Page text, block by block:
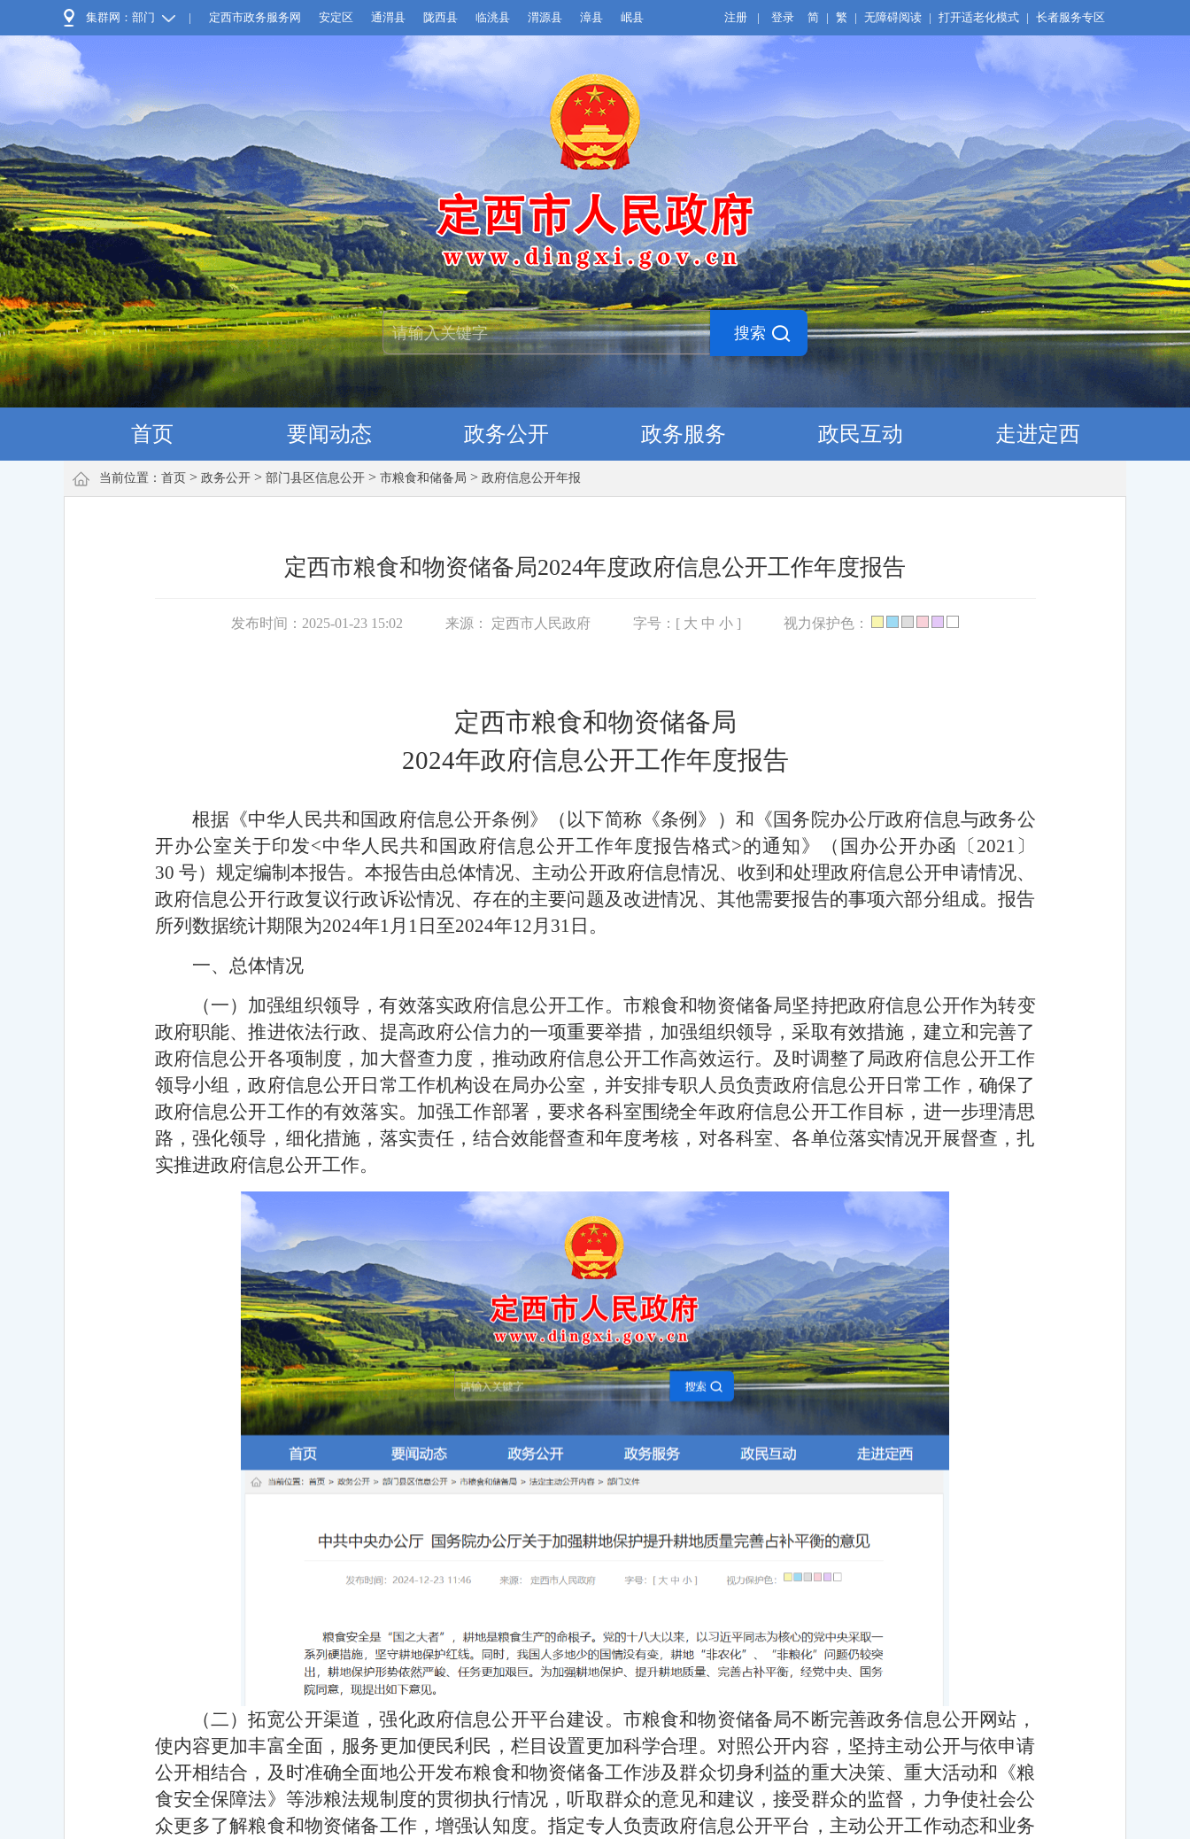
集群网：部门 | 定西市政务服务网 安定区 通渭县 陇西县 临洮县 渭源县 漳县 岷县 注册 | 登录 简 | 繁 | 无障碍阅读 | 打开适老化模式 | 长者服务专区
首页 要闻动态 政务公开 政务服务 政民互动 走进定西
当前位置： 首页 > 政务公开 > 部门县区信息公开 > 市粮食和储备局 > 政府信息公开年报
定西市粮食和物资储备局2024年度政府信息公开工作年度报告
发布时间：2025-01-23 15:02 来源： 定西市人民政府 字号：[ 大 中 小 ] 视力保护色：
定西市粮食和物资储备局
2024年政府信息公开工作年度报告
根据《中华人民共和国政府信息公开条例》（以下简称《条例》）和《国务院办公厅政府信息与政务公
开办公室关于印发<中华人民共和国政府信息公开工作年度报告格式>的通知》（国办公开办函〔2021〕
30 号）规定编制本报告。本报告由总体情况、主动公开政府信息情况、收到和处理政府信息公开申请情况、
政府信息公开行政复议行政诉讼情况、存在的主要问题及改进情况、其他需要报告的事项六部分组成。报告
所列数据统计期限为2024年1月1日至2024年12月31日。
一、总体情况
（一）加强组织领导，有效落实政府信息公开工作。市粮食和物资储备局坚持把政府信息公开作为转变
政府职能、推进依法行政、提高政府公信力的一项重要举措，加强组织领导，采取有效措施，建立和完善了
政府信息公开各项制度，加大督查力度，推动政府信息公开工作高效运行。及时调整了局政府信息公开工作
领导小组，政府信息公开日常工作机构设在局办公室，并安排专职人员负责政府信息公开日常工作，确保了
政府信息公开工作的有效落实。加强工作部署，要求各科室围绕全年政府信息公开工作目标，进一步理清思
路，强化领导，细化措施，落实责任，结合效能督查和年度考核，对各科室、各单位落实情况开展督查，扎
实推进政府信息公开工作。
（二）拓宽公开渠道，强化政府信息公开平台建设。市粮食和物资储备局不断完善政务信息公开网站，
使内容更加丰富全面，服务更加便民利民，栏目设置更加科学合理。对照公开内容，坚持主动公开与依申请
公开相结合，及时准确全面地公开发布粮食和物资储备工作涉及群众切身利益的重大决策、重大活动和《粮
食安全保障法》等涉粮法规制度的贯彻执行情况，听取群众的意见和建议，接受群众的监督，力争使社会公
众更多了解粮食和物资储备工作，增强认知度。指定专人负责政府信息公开平台，主动公开工作动态和业务